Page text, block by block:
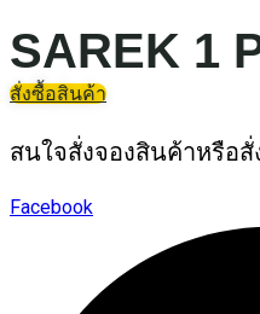
SAREK 1
สั่งซื้อสินค้า
สนใจสั่งจองสินค้าหรือ
Facebook